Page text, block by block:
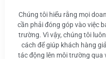
Chúng tôi hiểu rằng mọi
cần phải đóng góp vào việc
trường. Vì vậy, chúng tôi
cách để giúp khách hàng
tác động lên môi trường qua